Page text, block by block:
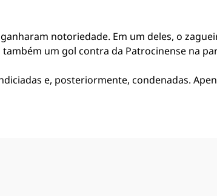
notoriedade. Em um deles, o
um gol contra da Patrocinense na
e, posteriormente, condenadas.